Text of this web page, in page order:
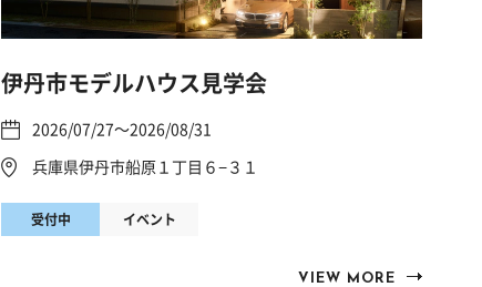
伊丹市モデルハウス見学会
2026/07/27～2026/08/31
兵庫県伊丹市船原１丁目６−３１
受付中 イベント
VIEW MORE